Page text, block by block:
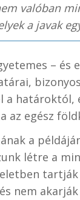
valóban
a javak
–
a határoktól,
az egész
a
létre a
nem